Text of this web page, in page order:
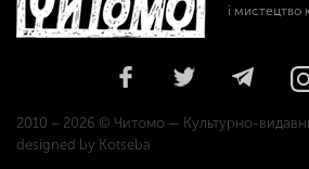
і мистецтво
2010 – 2026 © Читомо — Культурно-
designed by Kotseba